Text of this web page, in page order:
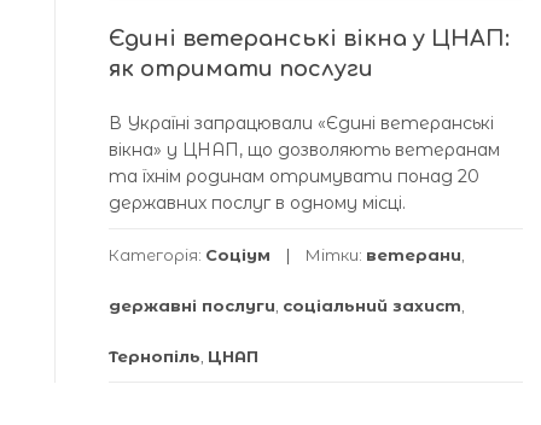
Єдині ветеранські вікна у ЦНАП:
як отримати послуги
В Україні запрацювали «Єдині ветеранські
вікна» у ЦНАП, що дозволяють ветеранам
та їхнім родинам отримувати понад 20
державних послуг в одному місці.
Категорія: Соціум Мітки: ветерани
державні послуги соціальний захист
Тернопіль ЦНАП